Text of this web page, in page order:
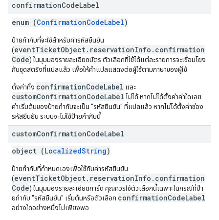
confirmationCodeLabel
enum (ConfirmationCodeLabel)
ป้ายกำกับที่จะใช้สำหรับค่ารหัสยืนยัน
(eventTicketObject.reservationInfo.confirmation
Code) ในมุมมองรายละเอียดบัตร ตัวเลือกที่ใช้ได้แต่ละรายการจะเชื่อมโยง
กับชุดสตริงที่แปลแล้ว เพื่อให้คำแปลแสดงต่อผู้ใช้ตามภาษาของผู้ใช้
ตั้งค่าทั้ง confirmationCodeLabel และ
customConfirmationCodeLabel ไม่ได้ หากไม่ได้ตั้งค่าค่าใดเลย
ค่าเริ่มต้นของป้ายกำกับจะเป็น "รหัสยืนยัน" ที่แปลแล้ว หากไม่ได้ตั้งค่าช่อง
รหัสยืนยัน ระบบจะไม่ใช้ป้ายกำกับนี้
customConfirmationCodeLabel
object (LocalizedString)
ป้ายกํากับที่กําหนดเองเพื่อใช้กับค่ารหัสยืนยัน
(eventTicketObject.reservationInfo.confirmation
Code) ในมุมมองรายละเอียดการ์ด คุณควรใช้ตัวเลือกนี้เฉพาะในกรณีที่ป้า
ยกํากับ "รหัสยืนยัน" เริ่มต้นหรือตัวเลือก confirmationCodeLabel
อย่างใดอย่างหนึ่งไม่เพียงพอ